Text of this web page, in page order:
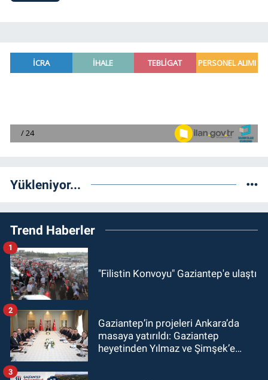
Yükleniyor...
Trend Haberler
"Filistin Konvoyu" Gaziantep'e ulaştı
1
Gaziantep’in projeleri Ankara’da
masaya yatırıldı: Gaziantep
heyetinden Yılmaz ve Şimşek’e
2
3